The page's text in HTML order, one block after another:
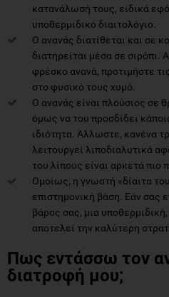
κατανάλωσή τους, ειδικά
υποθερμιδικό διαιτολόγιο.
Ο ανανάς διατίθεται και σε
διατηρείται μέσα σε σιρόπι.
φρέσκο ανανά, προτιμήστε
στο φυσικό τους χυμό.
Ο ανανάς είναι πλούσιος σε
όμως να του προσδίδει
ιδιότητα. Άλλωστε, κανένα
λειτουργεί λιποδιαλυτικά
του λίπους είναι αρκετά πιο
Ομοίως, η γνωστή «δίαιτα
επιστημονική βάση. Εάν σας
βάρος σας, μια
αποτελεί την καλύτερη
Πως εντάσσω τον
διατροφή μου;